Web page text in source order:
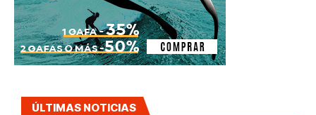
ÚLTIMAS NOTICIAS